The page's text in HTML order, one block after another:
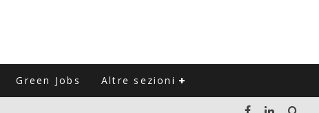
Green Jobs Altre sezioni